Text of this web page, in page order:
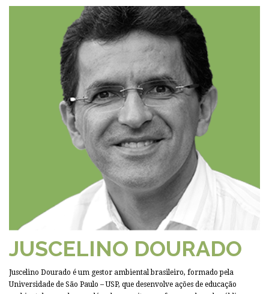
JUSCELINO DOURADO
Juscelino Dourado é um gestor ambiental brasileiro, formado pela
Universidade de São Paulo – USP, que desenvolve ações de educação